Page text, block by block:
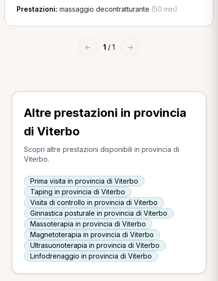
Prestazioni: massaggio decontratturante (50 min)
← 1 / 1 →
Altre prestazioni in provincia
di Viterbo
Scopri altre prestazioni disponibili in provincia di
Viterbo.
Prima visita in provincia di Viterbo
Taping in provincia di Viterbo
Visita di controllo in provincia di Viterbo
Ginnastica posturale in provincia di Viterbo
Massoterapia in provincia di Viterbo
Magnetoterapia in provincia di Viterbo
Ultrasuonoterapia in provincia di Viterbo
Linfodrenaggio in provincia di Viterbo